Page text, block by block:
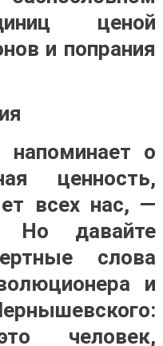
ценой
и попрания
напоминает о
ценность,
всех нас, —
Но давайте
слова
и
человек,